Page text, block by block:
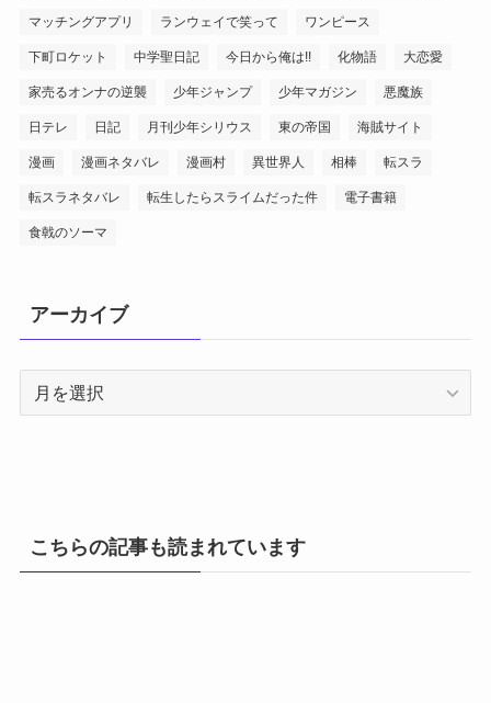
マッチングアプリ ランウェイで笑って ワンピース
下町ロケット 中学聖日記 今日から俺は!! 化物語 大恋愛
家売るオンナの逆襲 少年ジャンプ 少年マガジン 悪魔族
日テレ 日記 月刊少年シリウス 東の帝国 海賊サイト
漫画 漫画ネタバレ 漫画村 異世界人 相棒 転スラ
転スラネタバレ 転生したらスライムだった件 電子書籍
食戟のソーマ
アーカイブ
こちらの記事も読まれています